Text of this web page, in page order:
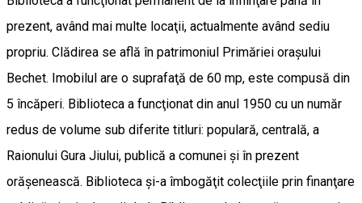
prezent, având mai multe locaţii, actualmente având sediu
propriu. Clădirea se află în patrimoniul Primăriei oraşului
Bechet. Imobilul are o suprafaţă de 60 mp, este compusă din
5 încăperi. Biblioteca a funcţionat din anul 1950 cu un număr
redus de volume sub diferite titluri: populară, centrală, a
Raionului Gura Jiului, publică a comunei şi în prezent
orăşenească. Biblioteca şi-a îmbogăţit colecţiile prin finanţare